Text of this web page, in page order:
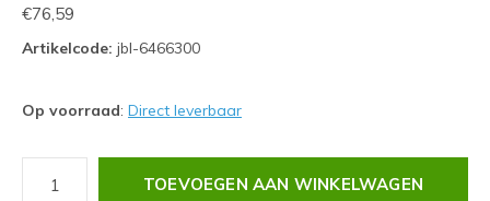
€76,59
Artikelcode: jbl-6466300
Op voorraad: Direct leverbaar
TOEVOEGEN AAN WINKELWAGEN